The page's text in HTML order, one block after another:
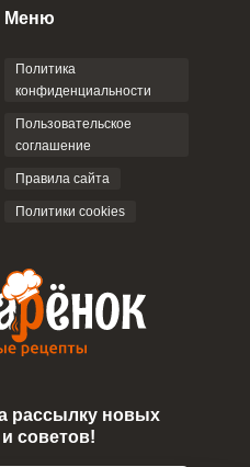
Пользовательским
Меню
Политика
конфиденциальности
Пользовательское
соглашение
Правила сайта
Политики cookies
рассылку новых
советов!